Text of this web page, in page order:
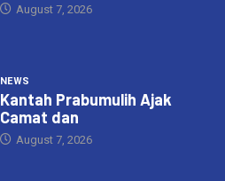
August 7, 2026
NEWS
Kantah Prabumulih Ajak
Camat dan
August 7, 2026